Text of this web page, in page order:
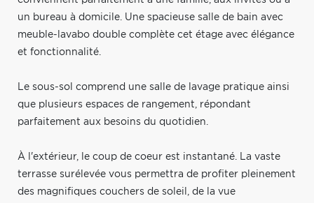
un bureau à domicile. Une spacieuse salle de bain avec
meuble-lavabo double complète cet étage avec élégance
et fonctionnalité.
Le sous-sol comprend une salle de lavage pratique ainsi
que plusieurs espaces de rangement, répondant
parfaitement aux besoins du quotidien.
À l'extérieur, le coup de coeur est instantané. La vaste
terrasse surélevée vous permettra de profiter pleinement
des magnifiques couchers de soleil, de la vue